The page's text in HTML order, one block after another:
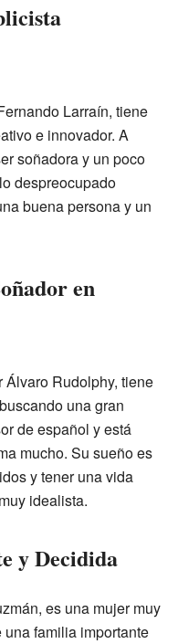
Larraín, tiene
e innovador. A
soñadora y un poco
despreocupado
buena persona y un
en
Álvaro Rudolphy, tiene
buscando una gran
de español y está
mucho. Su sueño es
y tener una vida
idealista.
y Decidida
es una mujer muy
familia importante